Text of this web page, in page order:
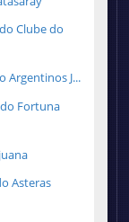
Clube do
Argentinos J...
Fortuna
Asteras